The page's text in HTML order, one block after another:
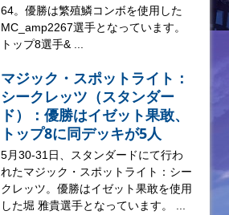
64。優勝は繁殖鱗コンボを使用した
MC_amp2267選手となっています。
トップ8選手& ...
マジック・スポットライト：
シークレッツ（スタンダー
ド）：優勝はイゼット果敢、
トップ8に同デッキが5人
5月30-31日、スタンダードにて行わ
れたマジック・スポットライト：シー
クレッツ。優勝はイゼット果敢を使用
した堀 雅貴選手となっています。 ...